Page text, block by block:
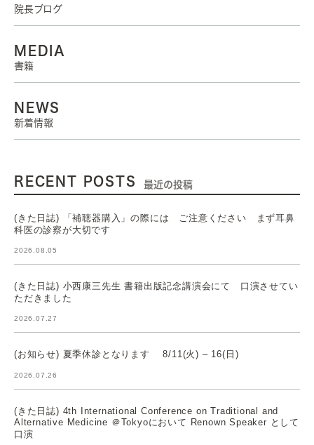
院長ブログ
MEDIA
書籍
NEWS
新着情報
RECENT POSTS 最近の投稿
(きた日誌) 「補聴器購入」の際には ご注意ください まず耳鼻
科医の診察が大切です
2026.08.05
(きた日誌) 小西康三先生 書籍出版記念講演会にて 口演させてい
ただきました
2026.07.27
(お知らせ) 夏季休診となります 8/11(火) – 16(日)
2026.07.26
(きた日誌) 4th International Conference on Traditional and
Alternative Medicine ＠Tokyoにおいて Renown Speaker として
口演